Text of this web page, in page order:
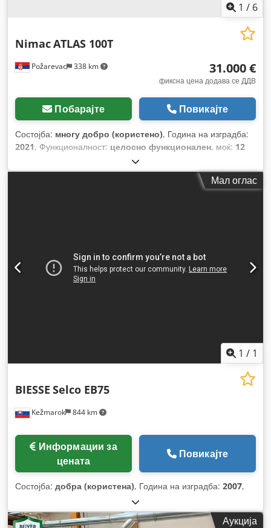
1 / 6
Požarevac 338 km
NimacATLAS 100T
31.000 €
фиксна цена додава се ДДВ
Побарајте Повикајте
Состојба: многу добро (користено), Година на изградба:
2021, Функционалност: целосно функционален, моќ: 12
, максимална ширина на сечење:
4.200 мм,
Мал оглас
1 / 1
Kežmarok 844 km
BIESSE Selco EB75
цената
Повикајте
Состојба: добра (користена), Година на изградба: 2007,
Аукција